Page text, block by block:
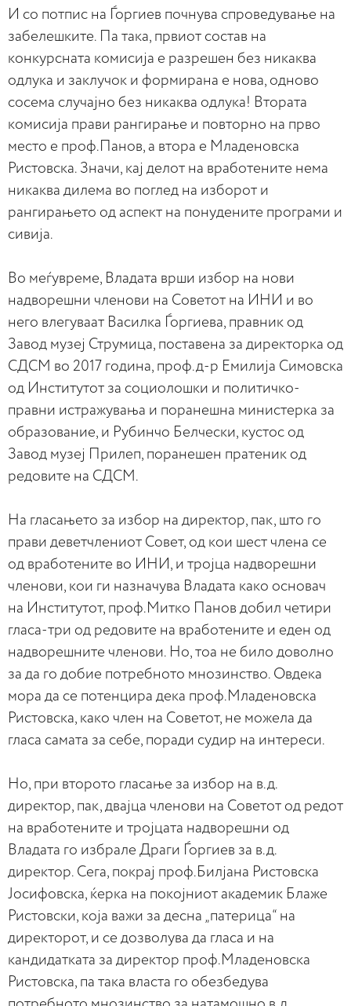
И со потпис на Ѓоргиев почнува спроведување на
забелешките. Па така, првиот состав на
конкурсната комисија е разрешен без никаква
одлука и заклучок и формирана е нова, одново
сосема случајно без никаква одлука! Втората
комисија прави рангирање и повторно на прво
место е проф.Панов, а втора е Младеновска
Ристовска. Значи, кај делот на вработените нема
никаква дилема во поглед на изборот и
рангирањето од аспект на понудените програми и
сивија.
Во меѓувреме, Владата врши избор на нови
надворешни членови на Советот на ИНИ и во
него влегуваат Василка Ѓоргиева, правник од
Завод музеј Струмица, поставена за директорка од
СДСМ во 2017 година, проф.д-р Емилија Симовска
од Институтот за социолошки и политичко-
правни истражувања и поранешна министерка за
образование, и Рубинчо Белчески, кустос од
Завод музеј Прилеп, поранешен пратеник од
редовите на СДСМ.
На гласањето за избор на директор, пак, што го
прави деветчлениот Совет, од кои шест члена се
од вработените во ИНИ, и тројца надворешни
членови, кои ги назначува Владата како основач
на Институтот, проф.Митко Панов добил четири
гласа-три од редовите на вработените и еден од
надворешните членови. Но, тоа не било доволно
за да го добие потребното мнозинство. Овдека
мора да се потенцира дека проф.Младеновска
Ристовска, како член на Советот, не можела да
гласа самата за себе, поради судир на интереси.
Но, при второто гласање за избор на в.д.
директор, пак, двајца членови на Советот од редот
на вработените и тројцата надворешни од
Владата го избрале Драги Ѓоргиев за в.д.
директор. Сега, покрај проф.Билјана Ристовска
Јосифовска, ќерка на покојниот академик Блаже
Ристовски, која важи за десна „патерица“ на
директорот, и се дозволува да гласа и на
кандидатката за директор проф.Младеновска
Ристовска, па така власта го обезбедува